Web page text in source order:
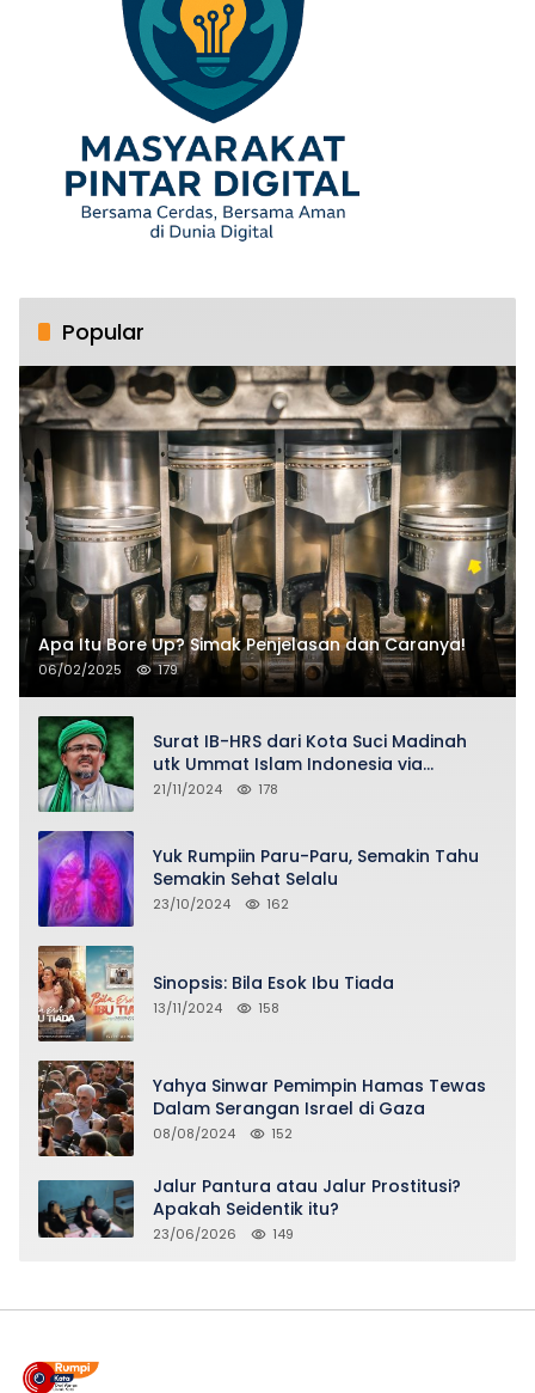
Popular
Apa Itu Bore Up? Simak Penjelasan dan Caranya!
06/02/2025 179
Surat IB-HRS dari Kota Suci Madinah
utk Ummat Islam Indonesia via
Penasihat DPP FPI Asy-Syeikh KH Buya
21/11/2024 178
Yuk Rumpiin Paru-Paru, Semakin Tahu
Semakin Sehat Selalu
23/10/2024 162
Sinopsis: Bila Esok Ibu Tiada
13/11/2024 158
Yahya Sinwar Pemimpin Hamas Tewas
Dalam Serangan Israel di Gaza
08/08/2024 152
Jalur Pantura atau Jalur Prostitusi?
Apakah Seidentik itu?
23/06/2026 149